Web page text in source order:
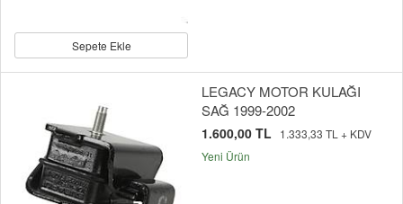
Sepete Ekle
LEGACY MOTOR KULAĞI
SAĞ 1999-2002
1.600,00 TL
1.333,33 TL + KDV
Yeni Ürün